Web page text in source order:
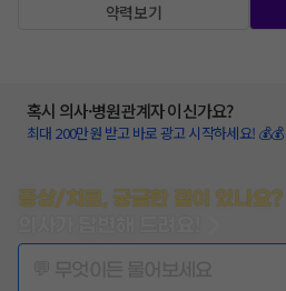
약력보기
혹시 의사·병원관계자 이신가요?
최대 200만원 받고 바로 광고 시작하세요! 💰💰
증상/치료, 궁금한 점이 있나요?